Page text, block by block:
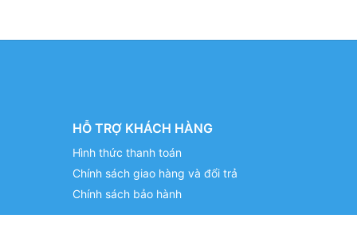
HỖ TRỢ KHÁCH HÀNG
Hình thức thanh toán
Chính sách giao hàng và đổi trả
Chính sách bảo hành